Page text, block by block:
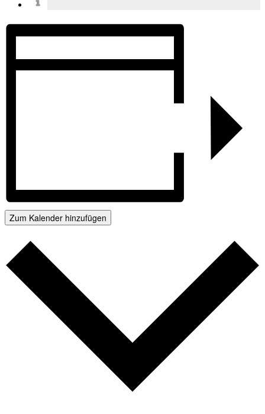
Zum Kalender hinzufügen